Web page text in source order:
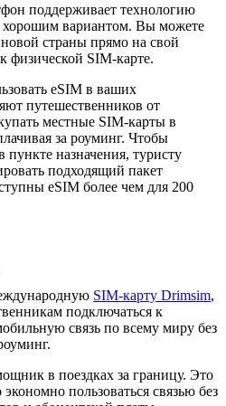
поддерживает технологию
хорошим вариантом. Вы можете
страны прямо на свой
физической SIM-карте.
eSIM в ваших
путешественников от
местные SIM-карты в
за роуминг. Чтобы
пункте назначения, туристу
подходящий пакет
eSIM более чем для 200
SIM-карту Drimsim,
подключаться к
связь по всему миру без
в поездках за границу. Это
пользоваться связью без